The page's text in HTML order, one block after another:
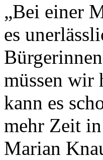
„Bei einer
es
müssen wir
kann es
mehr Zeit
Marian